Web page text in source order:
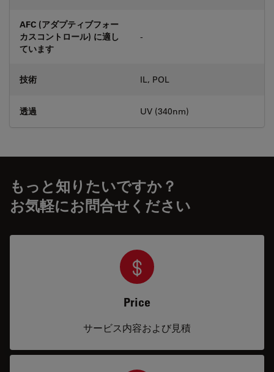
AFC (アダプティブフォー
カスコントロール) に適し
ています
-
技術 IL, POL
透過 UV (340nm)
もっと知りたいですか？
お気軽にお問合せください
Price
サービス内容および見積